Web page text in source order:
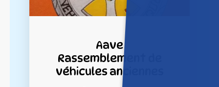
Aave
Rassemblement de
véhicules anciennes